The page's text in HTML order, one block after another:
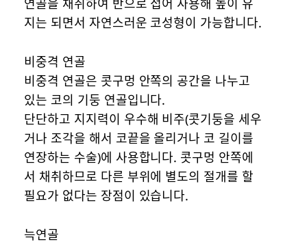
연골을 채취하여 반으로 접어 사용해 높이 유
지는 되면서 자연스러운 코성형이 가능합니다.
비중격 연골
비중격 연골은 콧구멍 안쪽의 공간을 나누고
있는 코의 기둥 연골입니다.
단단하고 지지력이 우수해 비주(콧기둥을 세우
거나 조각을 해서 코끝을 올리거나 코 길이를
연장하는 수술)에 사용합니다. 콧구멍 안쪽에
서 채취하므로 다른 부위에 별도의 절개를 할
필요가 없다는 장점이 있습니다.
늑연골